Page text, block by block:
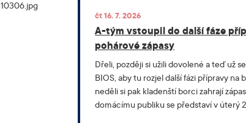
čt 16. 7. 2026
A-tým vstoupil do další fáze
pohárové zápasy
Dřeli, později si užili dovolené a teď už
BIOS, aby tu rozjel další fázi přípravy na
neděli si pak kladenští borci zahrají
domácímu publiku se představí v úterý